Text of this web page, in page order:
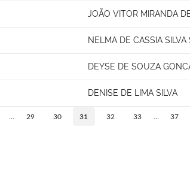
JOÃO VITOR MIRANDA
NELMA DE CASSIA SILVA
DEYSE DE SOUZA
DENISE DE LIMA SILVA
29 30 31 32 33 37